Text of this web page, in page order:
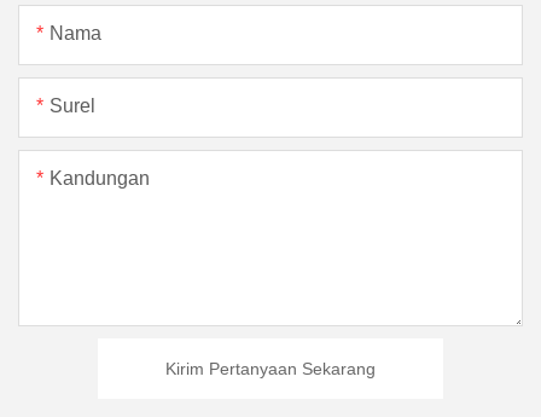
Nama
Surel
Kandungan
Kirim Pertanyaan Sekarang